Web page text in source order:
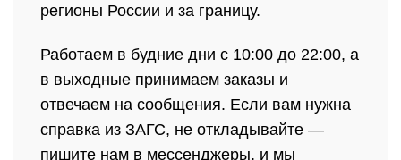
регионы России и за границу.
Работаем в будние дни с 10:00 до 22:00, а
в выходные принимаем заказы и
отвечаем на сообщения. Если вам нужна
справка из ЗАГС, не откладывайте —
пишите нам в мессенджеры, и мы